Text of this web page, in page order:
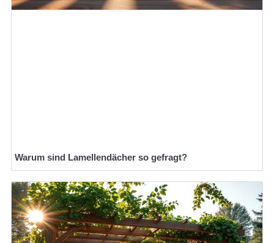
Warum sind Lamellendächer so gefragt?